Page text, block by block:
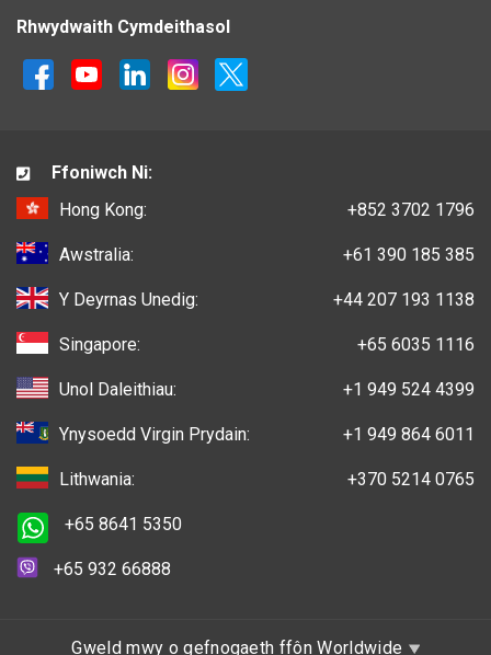
Rhwydwaith Cymdeithasol
Ffoniwch Ni:
Hong Kong:
+852 3702 1796
Awstralia: +61 390 185 385
Y Deyrnas Unedig: +44 207 193 1138
Singapore: +65 6035 1116
Unol Daleithiau: +1 949 524 4399
Ynysoedd Virgin Prydain: +1 949 864 6011
Lithwania: +370 5214 0765
+65 8641 5350
+65 932 66888
Gweld mwy o gefnogaeth ffôn Worldwide